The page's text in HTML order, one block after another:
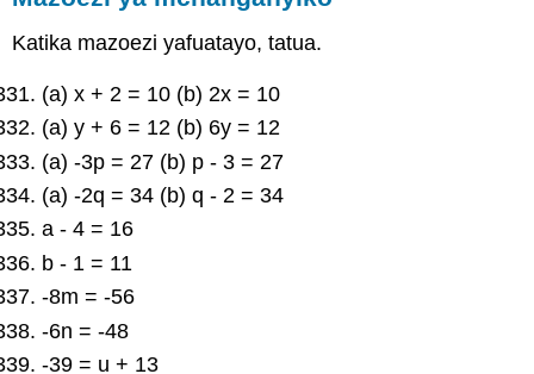
Katika mazoezi yafuatayo, tatua.
(a) x + 2 = 10 (b) 2x = 10
(a) y + 6 = 12 (b) 6y = 12
(a) -3p = 27 (b) p - 3 = 27
(a) -2q = 34 (b) q - 2 = 34
a - 4 = 16
b - 1 = 11
-8m = -56
-6n = -48
-39 = u + 13